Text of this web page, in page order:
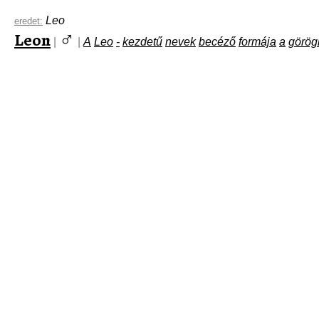
eredet: Leo
Leon ♂ A Leo - kezdetű nevek becéző formája a